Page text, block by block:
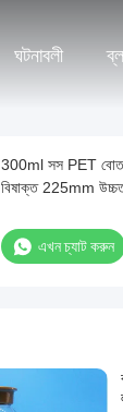
ঘটনাবলী
300ml সস PET বোতল
বিষাক্ত 225mm
এখন চ্যাট করুন